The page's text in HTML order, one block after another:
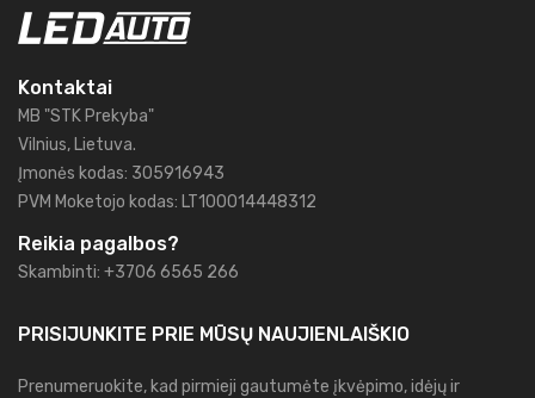
Kontaktai
MB "STK Prekyba"
Vilnius, Lietuva.
Įmonės kodas: 305916943
PVM Moketojo kodas: LT100014448312
Reikia pagalbos?
Skambinti: +3706 6565 266
PRISIJUNKITE PRIE MŪSŲ NAUJIENLAIŠKIO
Prenumeruokite, kad pirmieji gautumėte įkvėpimo, idėjų ir